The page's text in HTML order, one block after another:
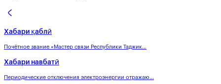
Хабари қаблӣ
Почётное звание «Мастер связи Республики Таджик...
Хабари навбатӣ
Периодические отключения электроэнергии отражаю...